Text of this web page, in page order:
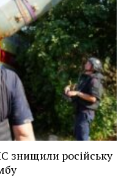
знищили російську